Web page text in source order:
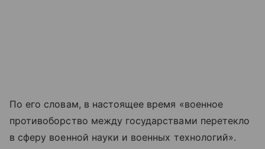
По его словам, в настоящее время «военное
противоборство между государствами перетекло
в сферу военной науки и военных технологий».